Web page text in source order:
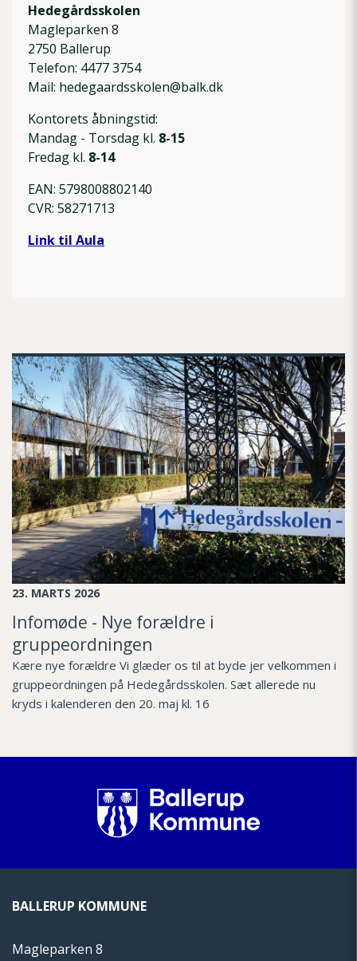
Hedegårdsskolen
Magleparken 8
2750 Ballerup
Telefon: 4477 3754
Mail: hedegaardsskolen@balk.dk
Kontorets åbningstid:
Mandag - Torsdag kl. 8-15
Fredag kl. 8-14
EAN: 5798008802140
CVR: 58271713
Link til Aula
23. MARTS 2026
Infomøde - Nye forældre i
gruppeordningen
Kære nye forældre Vi glæder os til at byde jer velkommen i
gruppeordningen på Hedegårdsskolen. Sæt allerede nu
kryds i kalenderen den 20. maj kl. 16
BALLERUP KOMMUNE
Magleparken 8